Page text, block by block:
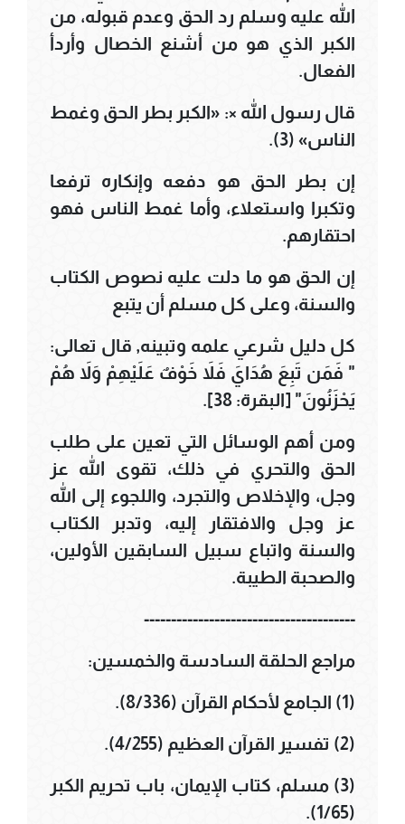
الله عليه وسلم رد الحق وعدم قبوله، من
الكبر الذي هو من أشنع الخصال وأردأ
الفعال.
قال رسول الله ×: «الكبر بطر الحق وغمط
الناس» (3).
إن بطر الحق هو دفعه وإنكاره ترفعا
وتكبرا واستعلاء، وأما غمط الناس فهو
احتقارهم.
إن الحق هو ما دلت عليه نصوص الكتاب
والسنة، وعلى كل مسلم أن يتبع
كل دليل شرعي علمه وتبينه, قال تعالى:
" فَمَن تَبِعَ هُدَايَ فَلاَ خَوْفٌ عَلَيْهِمْ وَلاَ هُمْ
يَحْزَنُونَ" [البقرة: 38].
ومن أهم الوسائل التي تعين على طلب
الحق والتحري في ذلك، تقوى الله عز
وجل، والإخلاص والتجرد، واللجوء إلى الله
عز وجل والافتقار إليه، وتدبر الكتاب
والسنة واتباع سبيل السابقين الأولين،
والصحبة الطيبة.
---------------------------------------
مراجع الحلقة السادسة والخمسين:
(1) الجامع لأحكام القرآن (8/336).
(2) تفسير القرآن العظيم (4/255).
(3) مسلم، كتاب الإيمان، باب تحريم الكبر
(1/65).